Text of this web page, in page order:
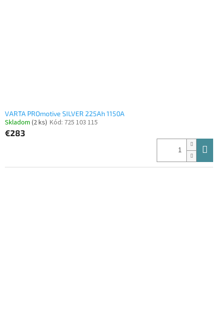
VARTA PROmotive SILVER 225Ah 1150A
Skladom (2 ks) Kód: 725 103 115
€283